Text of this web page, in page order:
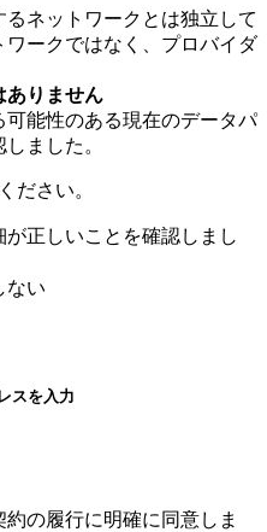
ネットワークとは独立して
ークではなく、プロバイダ
ありません
能性のある現在のデータパ
ました。
ださい。
正しいことを確認しまし
ない
スを入力
の履行に明確に同意しま